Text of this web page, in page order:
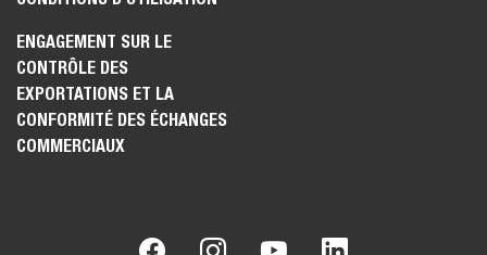
ENGAGEMENT SUR LE
CONTRÔLE DES
EXPORTATIONS ET LA
CONFORMITÉ DES ÉCHANGES
COMMERCIAUX